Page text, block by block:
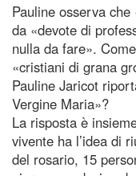
Pauline osserva
da «devote di
nulla da fare».
«cristiani di grana
Pauline Jaricot
Vergine Maria»?
La risposta è
vivente ha l’idea di
del rosario, 15